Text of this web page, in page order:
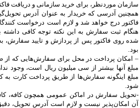
سازمان موردنظر، برای خرید سازمانی و دریافت
همچنین آدرسی که خریدار به عنوان آدرس
فاکتور درج خواهد شد و لازم است درخواست
هنگام ثبت سفارش به این نکته توجه کافی داشته
شده روی فاکتور پس از پردازش و تایید سفارش،
بود.
– امکان پرداخت در محل برای سفارش‌هایی که از
مبلغ آنها بیشتر از سی میلیون ریال است، وجود
مبلغ اینگونه سفارش‌ها از طریق پرداخت کارت به
شود.
-تحویل سفارش در اماکن عمومی همچون کافه،
آن امکان‌پذیر نیست و لازم است آدرس تحویل،